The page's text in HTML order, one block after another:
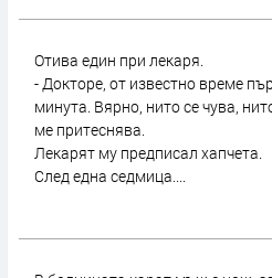
Отива един при лекаря.
- Докторе, от известно време
минута. Вярно, нито се чува,
ме притеснява.
Лекарят му предписал хапчета.
След една седмица....